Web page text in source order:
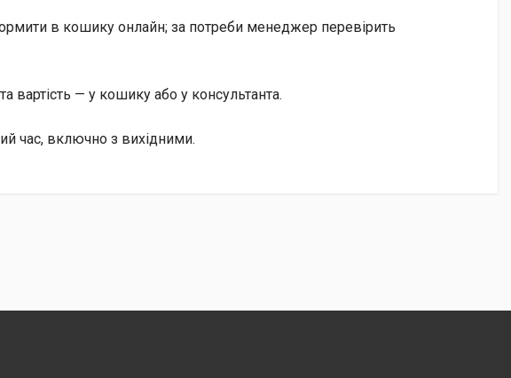
в кошику онлайн; за потреби менеджер перевірить
вартість — у кошику або у консультанта.
час, включно з вихідними.